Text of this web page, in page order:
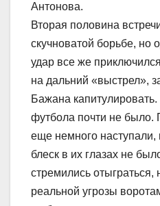
Антонова.
Вторая половина
скучноватой борьбе, но
удар все же
на дальний «выстрел»,
Бажана
футбола почти не было.
еще немного
блеск в их глазах не
стремились
реальной угрозы